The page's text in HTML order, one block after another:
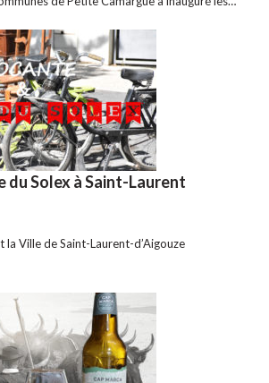
du Solex à Saint-Laurent
la Ville de Saint-Laurent-d’Aigouze